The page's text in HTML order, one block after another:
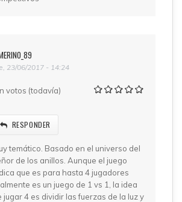
23/06/2017 - 14:24
votos (todavía)
RESPONDER
temático. Basado en el universo del
de los anillos. Aunque el juego
que es para hasta 4 jugadores
es un juego de 1 vs 1, la idea
jugar 4 es dividir las fuerzas de la luz y